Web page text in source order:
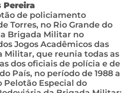
Pereira
de policiamento
Torres, no Rio Grande do
Brigada Militar no
Jogos Acadêmicos das
Militar, que reunia todas as
dos oficiais de polícia e de
País, no período de 1988 a
Pelotão Especial do